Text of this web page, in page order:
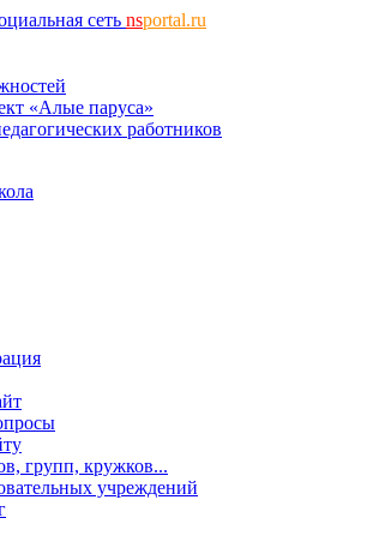
сеть nsportal.ru
«Алые паруса»
работников
групп, кружков...
учреждений